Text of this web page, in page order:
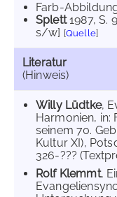
Farb-
Splett1987, S.
s/w] [Quelle]
Literatur
(Hinweis)
Willy Lüdtke,
Harmonien, in:
seinem 70.
Kultur XI),
326-???
Rolf Klemmt,